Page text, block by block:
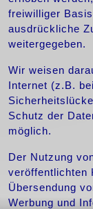
freiwilliger
ausdrückliche
weitergegeben.
Wir weisen
Internet (z.B.
Schutz der
möglich.
Der Nutzung
veröffentlichten
Übersendung
Werbung und